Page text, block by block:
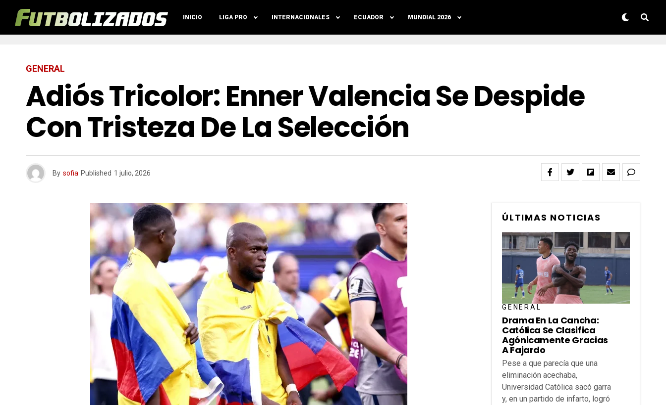
INICIO LIGA PRO INTERNACIONALES ECUADOR MUNDIAL 2026
GENERAL
Adiós Tricolor: Enner Valencia Se Despide
Con Tristeza De La Selección
By sofia Published 1 julio, 2026
ÚLTIMAS NOTICIAS
GENERAL
Drama En La Cancha:
Católica Se Clasifica
Agónicamente Gracias
A Fajardo
Pese a que parecía que una
eliminación acechaba,
Universidad Católica sacó garra
y, en un partido de infarto, logró